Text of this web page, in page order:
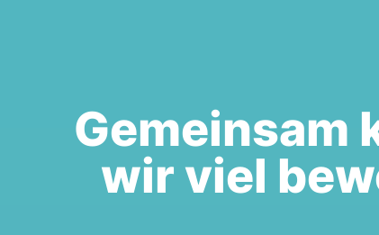
Gemeinsam
wir viel